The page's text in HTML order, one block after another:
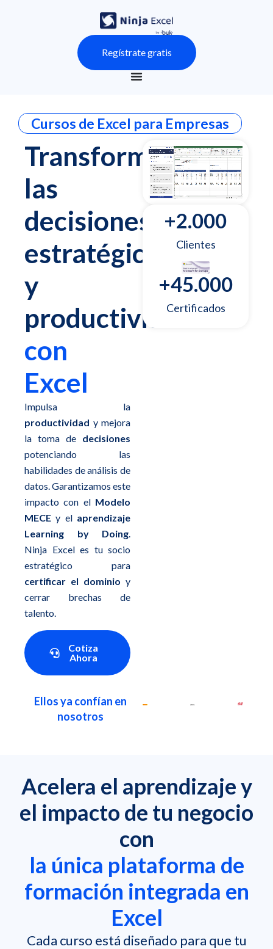
Regístrate gratis
Cursos de Excel para Empresas
Transforma
las
decisiones
estratégicas
y
productividad
con
Excel
Impulsa la
productividad y mejora
la toma de decisiones
potenciando las
habilidades de análisis de
datos. Garantizamos este
impacto con el Modelo
MECE y el aprendizaje
Learning by Doing.
Ninja Excel es tu socio
estratégico para
certificar el dominio y
cerrar brechas de
talento.
Cotiza
Ahora
Clientes
+2.000
Certificados
+45.000
Ellos ya confían en
nosotros
Acelera el aprendizaje y
el impacto de tu negocio
con
la única plataforma de
formación integrada en
Excel
Cada curso está diseñado para que tu